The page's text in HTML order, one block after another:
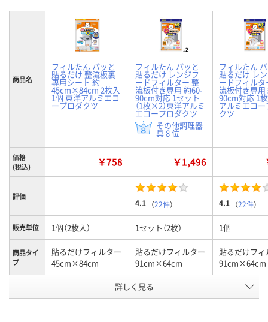
商品名
フィルたん パッと
貼るだけ 整流板裏
専用シート 約
45cm×84cm 2枚入
1個 東洋アルミエコ
ープロダクツ
フィルたん パッと
貼るだけ レンジフ
ードフィルター 整
流板付き専用 約60-
90cm対応 1セット
（1枚×2）東洋アルミ
エコープロダクツ
その他調理器
具 8 位
フィルたん
貼るだけ レ
ードフィルタ
流板付き専用
90cm対応 1
アルミエコ
クツ
価格
(税込)
￥758 ￥1,496
評価
4.1 （22件） 4.1 （22件）
販売単位 1個（2枚入） 1セット（2枚） 1個
商品タイ
プ
貼るだけフィルター
45cm×84cm
貼るだけフィルター
91cm×64cm
貼るだけフ
91cm×64cm
AW71691 AW71689
詳しく見る